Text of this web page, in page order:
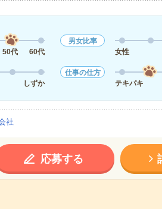
50代 60代
男女比率
女性
しずか
仕事の仕方
テキパキ
社
応募する